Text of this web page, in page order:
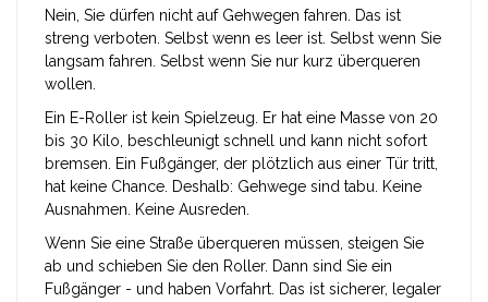
Nein, Sie dürfen nicht auf Gehwegen fahren. Das ist
streng verboten. Selbst wenn es leer ist. Selbst wenn Sie
langsam fahren. Selbst wenn Sie nur kurz überqueren
wollen.
Ein E-Roller ist kein Spielzeug. Er hat eine Masse von 20
bis 30 Kilo, beschleunigt schnell und kann nicht sofort
bremsen. Ein Fußgänger, der plötzlich aus einer Tür tritt,
hat keine Chance. Deshalb: Gehwege sind tabu. Keine
Ausnahmen. Keine Ausreden.
Wenn Sie eine Straße überqueren müssen, steigen Sie
ab und schieben Sie den Roller. Dann sind Sie ein
Fußgänger - und haben Vorfahrt. Das ist sicherer, legaler